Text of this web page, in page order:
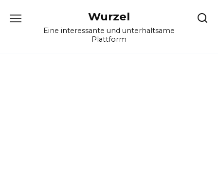
Wurzel
Eine interessante und unterhaltsame
Plattform